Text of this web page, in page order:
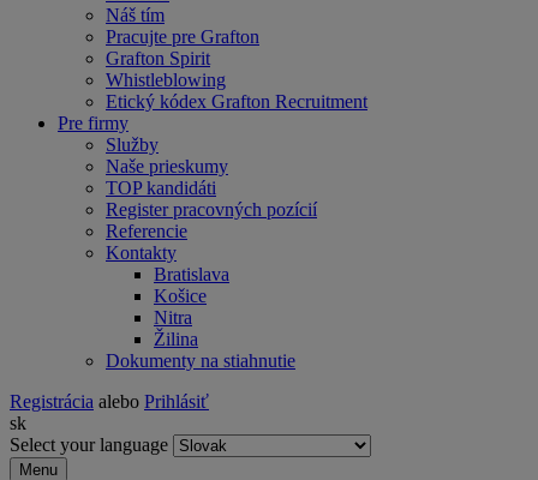
Náš tím
Pracujte pre Grafton
Grafton Spirit
Whistleblowing
Etický kódex Grafton Recruitment
Pre firmy
Služby
Naše prieskumy
TOP kandidáti
Register pracovných pozícií
Referencie
Kontakty
Bratislava
Košice
Nitra
Žilina
Dokumenty na stiahnutie
Registrácia alebo Prihlásiť
sk
Select your language
Menu